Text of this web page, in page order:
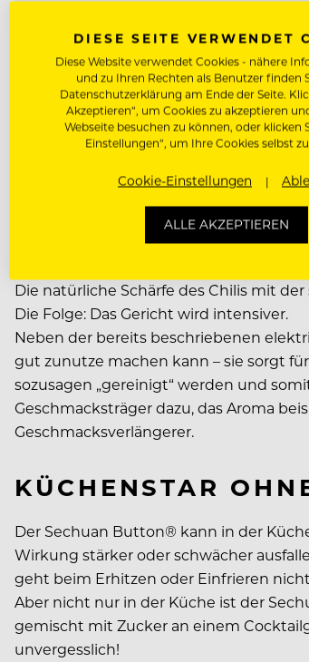
Die natürliche Schärfe des Chilis mit
Die Folge: Das Gericht wird intensiver.
Neben der bereits beschriebenen
gut zunutze machen kann – sie sorgt
sozusagen „gereinigt“ werden und
Geschmacksträger dazu, das Aroma
Geschmacksverlängerer.
KÜCHENSTAR
Der Sechuan Button® kann in der
Wirkung stärker oder schwächer
geht beim Erhitzen oder Einfrieren
Aber nicht nur in der Küche ist der
gemischt mit Zucker an einem
unvergesslich!
DIESE SEITE VERWENDET
Diese Website verwendet Cookies - nähere
und zu Ihren Rechten als Benutzer finden
Datenschutzerklärung am Ende der Seite.
Akzeptieren“, um Cookies zu akzeptieren
Webseite besuchen zu können, oder klicken
Einstellungen“, um Ihre Cookies selbst
Cookie-Einstellungen
ALLE AKZEPTIEREN